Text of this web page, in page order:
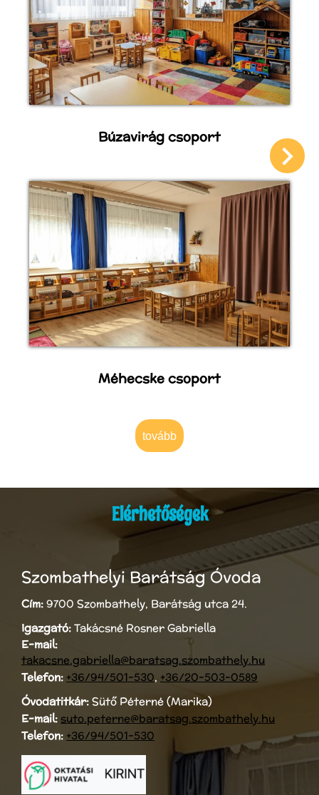
Búzavirág csoport
Méhecske csoport
tovább
Elérhetőségek
Szombathelyi Barátság Óvoda
Cím:9700 Szombathely, Barátság utca 24.
Igazgató:Takácsné Rosner Gabriella
E-mail:
takacsne.gabriella@baratsag.szombathely.hu
Telefon: +36/94/501-530, +36/20-503-0589
Óvodatitkár:Sütő Péterné (Marika)
E-mail: suto.peterne@baratsag.szombathely.hu
Telefon: +36/94/501-530